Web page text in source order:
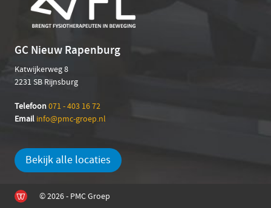
GC Nieuw Rapenburg
Katwijkerweg 8
2231 SB Rijnsburg
Telefoon071 - 403 16 72
Email info@pmc-groep.nl
Bekijk alle locaties
© 2026 - PMC Groep